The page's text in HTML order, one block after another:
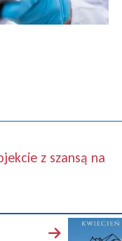
z szansą na